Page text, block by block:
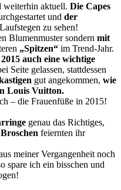
weiterhin aktuell. Die Capes
und der
zu sehen!
Blumenmuster sondern mit
„Spitzen“ im Trend-Jahr.
auch eine wichtige
Seite gelassen, stattdessen
gut angekommen, wie
Louis Vuitton.
– die Frauenfüße in 2015!
genau das Richtiges,
feiernten ihr
meiner Vergangenheit noch
spare ich ein bisschen und